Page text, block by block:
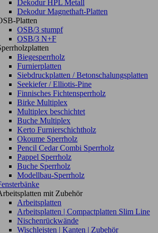
Dekodur HPL Metall
Dekodur Magnethaft-Platten
Platten
OSB/3 stumpf
OSB/3 N+F
Biegesperrholz
Furnierplatten
Siebdruckplatten / Betonschalungsplatten
Seekiefer / Elliotis-Pine
Finnisches Fichtensperrholz
Birke Multiplex
Multiplex beschichtet
Buche Multiplex
Kerto Furnierschichtholz
Okoume Sperrholz
Pencil Cedar Combi Sperrholz
Pappel Sperrholz
Buche Sperrholz
Modellbau-Sperrholz
mit Zubehör
Arbeitsplatten
Arbeitsplatten | Compactplatten Slim Line
Nischenrückwände
Wischleisten | Kanten | Zubehör